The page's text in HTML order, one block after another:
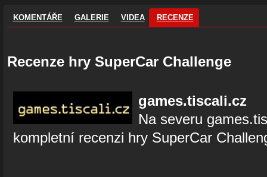
KOMENTÁŘE GALERIE VIDEA RECENZE
Recenze hry SuperCar Challenge
games.tiscali.cz
Na severu
kompletní recenzi hry SuperCar